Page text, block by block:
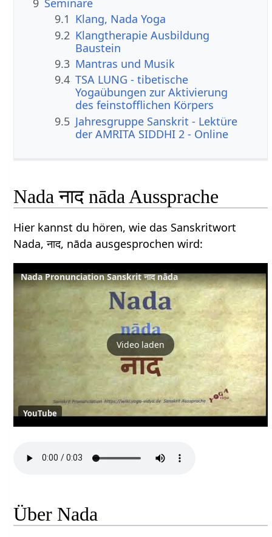
9.1 Klang, Nada Yoga
9.2 Klangtherapie Ausbildung
Baustein
9.3 Mantras und Musik
9.4 TSA LUNG - tibetische
Yogaübungen zur Aktivierung
des feinstofflichen Körpers
9.5 Jahresgruppe Sanskrit - Lektüre
der AMRITA SIDDHI 2 - Online
Nada नाद nāda Aussprache
Hier kannst du hören, wie das Sanskritwort
Nada, नाद, nāda ausgesprochen wird:
Nada Pronunciation Sanskrit नाद nāda
Video laden
YouTube
Über Nada